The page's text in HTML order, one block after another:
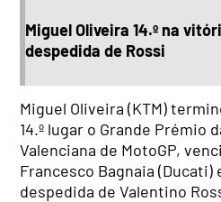
Miguel Oliveira 14.º na
despedida de Rossi
Miguel Oliveira (KTM)
14.º lugar o Grande Prémio
Valenciana de MotoGP,
Francesco Bagnaia (Ducati)
despedida de Valentino